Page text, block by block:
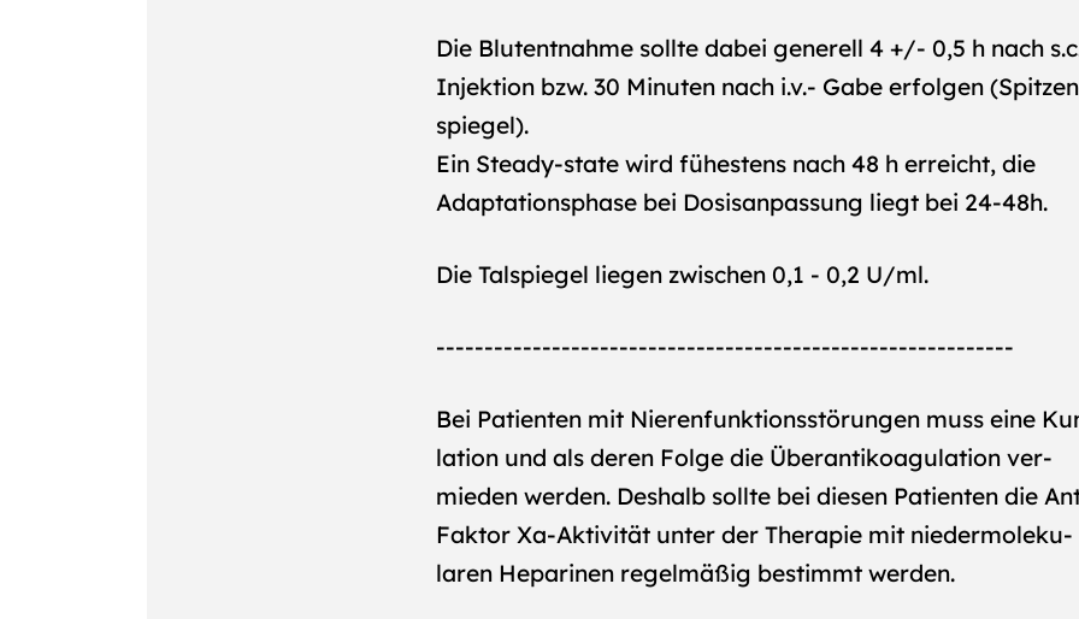
Die Blutentnahme sollte dabei generell 4 +/- 0,5 h nach
Injektion bzw. 30 Minuten nach i.v.- Gabe erfolgen
spiegel).
Ein Steady-state wird fühestens nach 48 h erreicht, die
Adaptationsphase bei Dosisanpassung liegt bei 24-48h.
Die Talspiegel liegen zwischen 0,1 - 0,2 U/ml.
------------------------------------------------------------
Bei Patienten mit Nierenfunktionsstörungen muss eine
lation und als deren Folge die Überantikoagulation ver-
mieden werden. Deshalb sollte bei diesen Patienten die
Faktor Xa-Aktivität unter der Therapie mit niedermoleku-
laren Heparinen regelmäßig bestimmt werden.